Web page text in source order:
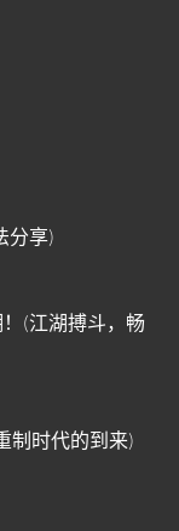
分享)
(江湖搏斗，畅
制时代的到来)